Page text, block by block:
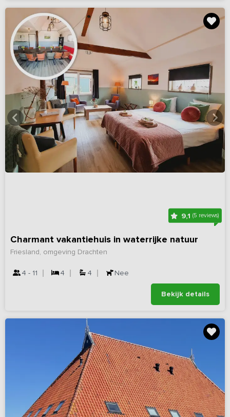
9,1 (5 reviews)
Charmant vakantiehuis in waterrijke natuur
Friesland, omgeving Drachten
4 - 11 4 4 Nee
Bekijk details